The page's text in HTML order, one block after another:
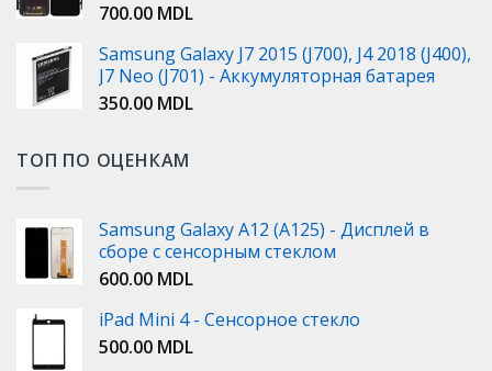
700.00 MDL
Samsung Galaxy J7 2015 (J700), J4 2018 (J400),
J7 Neo (J701) - Аккумуляторная батарея
350.00 MDL
ТОП ПО ОЦЕНКАМ
Samsung Galaxy A12 (A125) - Дисплей в
сборе с сенсорным стеклом
600.00 MDL
iPad Mini 4 - Сенсорное стекло
500.00 MDL